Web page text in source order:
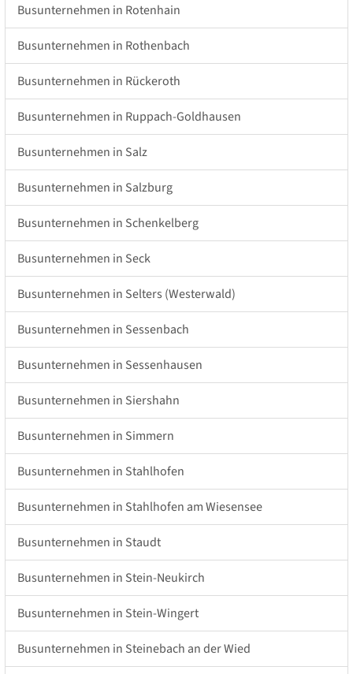
Busunternehmen in Rotenhain
Busunternehmen in Rothenbach
Busunternehmen in Rückeroth
Busunternehmen in Ruppach-Goldhausen
Busunternehmen in Salz
Busunternehmen in Salzburg
Busunternehmen in Schenkelberg
Busunternehmen in Seck
Busunternehmen in Selters (Westerwald)
Busunternehmen in Sessenbach
Busunternehmen in Sessenhausen
Busunternehmen in Siershahn
Busunternehmen in Simmern
Busunternehmen in Stahlhofen
Busunternehmen in Stahlhofen am Wiesensee
Busunternehmen in Staudt
Busunternehmen in Stein-Neukirch
Busunternehmen in Stein-Wingert
Busunternehmen in Steinebach an der Wied